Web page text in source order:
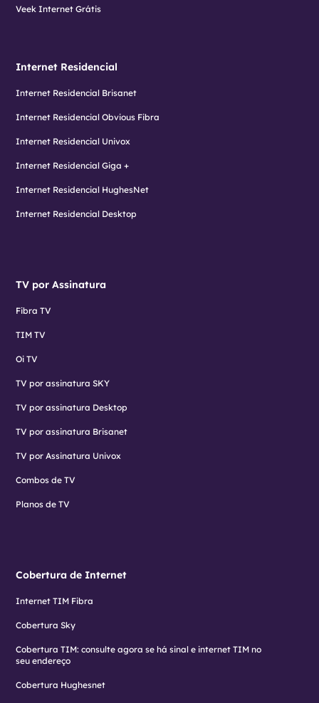
Veek Internet Grátis
Internet Residencial
Internet Residencial Brisanet
Internet Residencial Obvious Fibra
Internet Residencial Univox
Internet Residencial Giga +
Internet Residencial HughesNet
Internet Residencial Desktop
TV por Assinatura
Fibra TV
TIM TV
Oi TV
TV por assinatura SKY
TV por assinatura Desktop
TV por assinatura Brisanet
TV por Assinatura Univox
Combos de TV
Planos de TV
Cobertura de Internet
Internet TIM Fibra
Cobertura Sky
Cobertura TIM: consulte agora se há sinal e internet TIM no
seu endereço
Cobertura Hughesnet